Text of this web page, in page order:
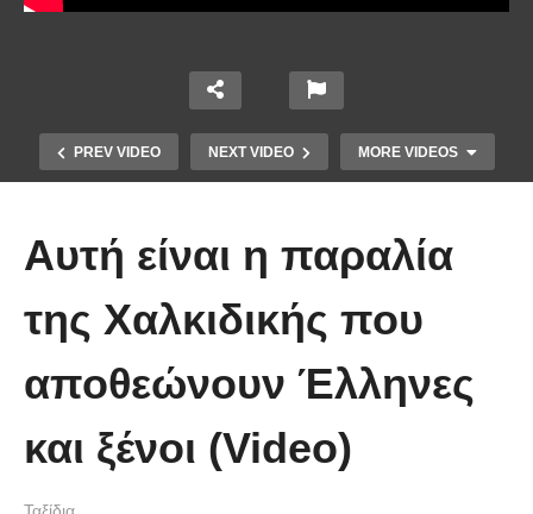
PREV VIDEO NEXT VIDEO MORE VIDEOS
Φαλάσσαρνα: Όταν ο Θεός
Παραδείσου στη γη
Αυτή είναι η παραλία
της Χαλκιδικής που
αποθεώνουν Έλληνες
και ξένοι (Video)